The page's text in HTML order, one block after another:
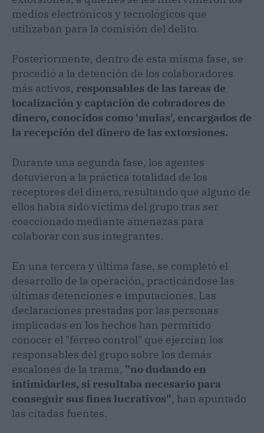
medios electrónicos y tecnológicos que
utilizaban para la comisión del delito.
Posteriormente, dentro de esta misma fase, se
procedió a la detención de los colaboradores
más activos, responsables de las tareas de
localización y captación de cobradores de
dinero, conocidos como 'mulas', encargados de
la recepción del dinero de las extorsiones.
Durante una segunda fase, los agentes
detuvieron a la práctica totalidad de los
receptores del dinero, resultando que alguno de
ellos había sido víctima del grupo tras ser
coaccionado mediante amenazas para
colaborar con sus integrantes.
En una tercera y última fase, se completó el
desarrollo de la operación, practicándose las
últimas detenciones e imputaciones. Las
declaraciones prestadas por las personas
implicadas en los hechos han permitido
conocer el "férreo control" que ejercían los
responsables del grupo sobre los demás
escalones de la trama, "no dudando en
intimidarles, si resultaba necesario para
conseguir sus fines lucrativos", han apuntado
las citadas fuentes.